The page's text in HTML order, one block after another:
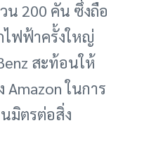
น 200 คัน ซึ่งถือ
ไฟฟ้าครั้งใหญ่
สะท้อนให้
Amazon ในการ
มิตรต่อสิ่ง